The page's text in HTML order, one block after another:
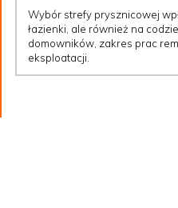
Wybór strefy prysznicowej
łazienki, ale również na
domowników, zakres prac
eksploatacji.